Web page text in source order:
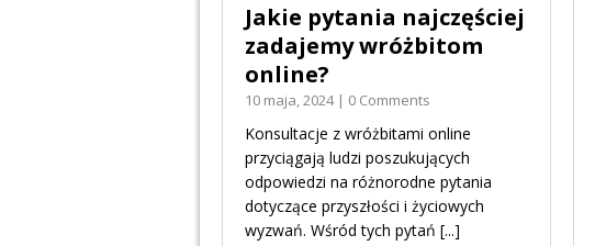
Jakie pytania najczęściej
zadajemy wróżbitom
online?
10 maja, 2024 | 0 Comments
Konsultacje z wróżbitami online
przyciągają ludzi poszukujących
odpowiedzi na różnorodne pytania
dotyczące przyszłości i życiowych
wyzwań. Wśród tych pytań [...]